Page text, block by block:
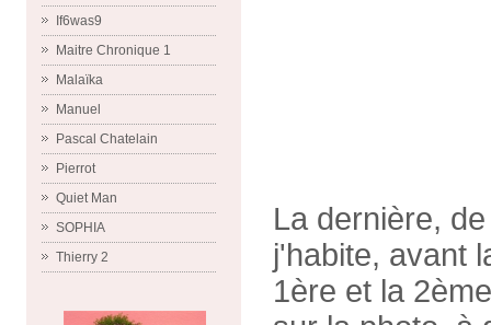
If6was9
Maitre Chronique 1
Malaïka
Manuel
Pascal Chatelain
Pierrot
Quiet Man
SOPHIA
Thierry 2
La dernière,
j'habite, avant
1ère et la